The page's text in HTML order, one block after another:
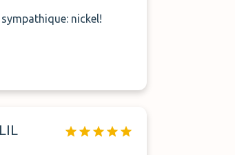
nickel!